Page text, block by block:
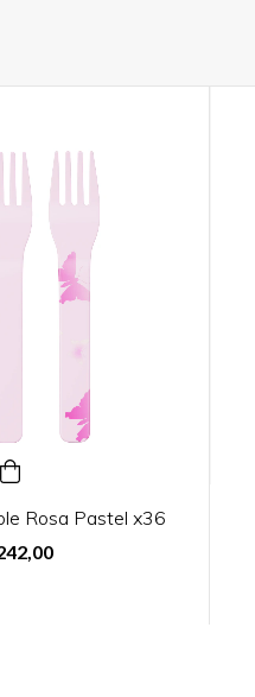
Rosa Pastel x36